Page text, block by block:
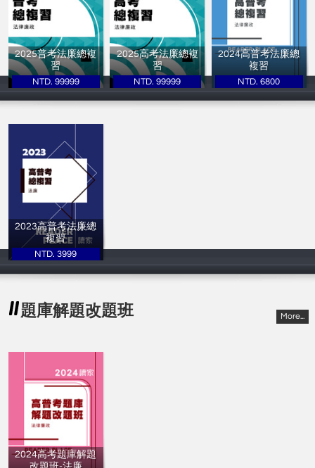
2025普考法廉總複
習
讀家補習班
NTD. 99999
2025高考法廉總複
習
讀家補習班
NTD. 99999
2024高普考法廉總
複習
讀家補習班
NTD. 6800
2023高普考法廉總
複習
讀家補習班
NTD. 3999
題庫解題改題班 More...
2024高考題庫解題